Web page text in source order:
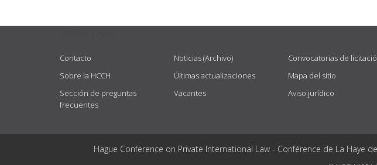
Contacto
Sobre la HCCH
Sección de preguntas
frecuentes
Noticias (Archivo)
Últimas actualizaciones
Vacantes
Convocatorias de
Mapa del sitio
Aviso jurídico
Hague Conference on Private International Law - Conférence de La Haye